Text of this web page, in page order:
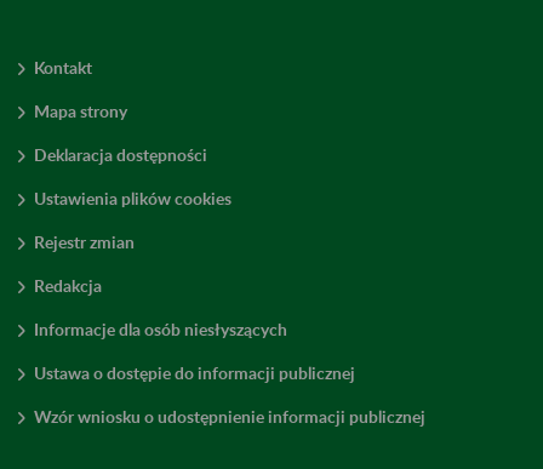
Kontakt
Mapa strony
Deklaracja dostępności
Ustawienia plików cookies
Rejestr zmian
Redakcja
Informacje dla osób niesłyszących
Ustawa o dostępie do informacji publicznej
Wzór wniosku o udostępnienie informacji publicznej